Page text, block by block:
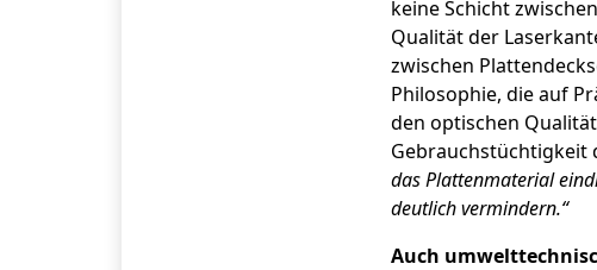
keine Schicht
Qualität der
zwischen
Philosophie, die auf
den optischen
Gebrauchstüchtigkeit
das Plattenmaterial
deutlich vermindern.“
Auch